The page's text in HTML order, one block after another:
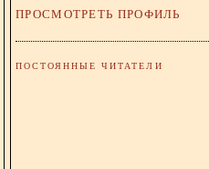
ПРОСМОТРЕТЬ ПРОФИЛЬ
ПОСТОЯННЫЕ ЧИТАТЕЛИ